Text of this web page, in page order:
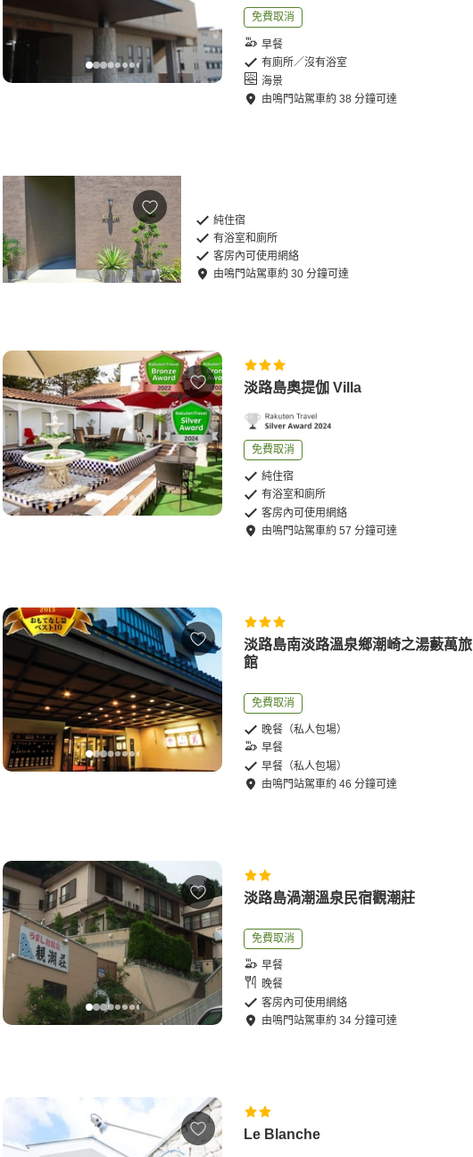
免費取消
早餐
有廁所／沒有浴室
海景
由鳴門站駕車約38 分鐘可達
純住宿
有浴室和廁所
客房內可使用網絡
由鳴門站駕車約30 分鐘可達
淡路島奧提伽 Villa
免費取消
純住宿
有浴室和廁所
客房內可使用網絡
由鳴門站駕車約57 分鐘可達
淡路島南淡路溫泉鄉潮崎之湯藪萬旅
館
免費取消
晚餐（私人包場）
早餐
早餐（私人包場）
由鳴門站駕車約46 分鐘可達
淡路島渦潮溫泉民宿觀潮莊
免費取消
早餐
晚餐
客房內可使用網絡
由鳴門站駕車約34 分鐘可達
Le Blanche